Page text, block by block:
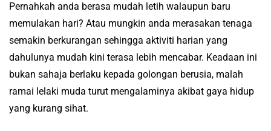
Pernahkah anda berasa mudah letih walaupun baru
memulakan hari? Atau mungkin anda merasakan tenaga
semakin berkurangan sehingga aktiviti harian yang
dahulunya mudah kini terasa lebih mencabar. Keadaan ini
bukan sahaja berlaku kepada golongan berusia, malah
ramai lelaki muda turut mengalaminya akibat gaya hidup
yang kurang sihat.